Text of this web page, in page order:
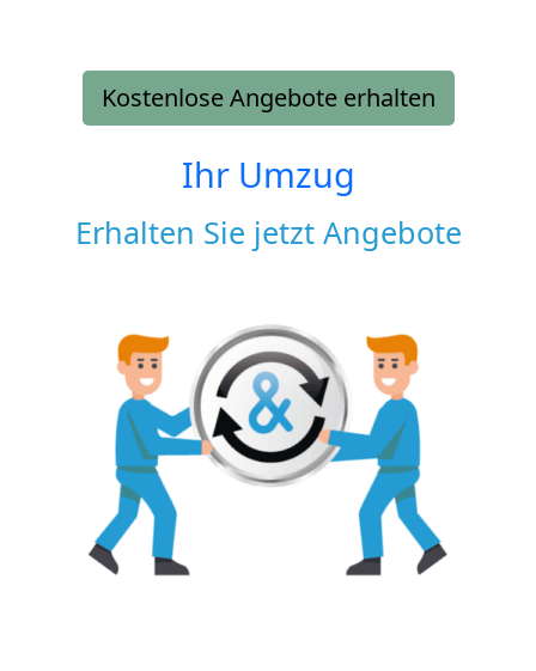
Kostenlose Angebote erhalten
Ihr Umzug
Erhalten Sie jetzt Angebote